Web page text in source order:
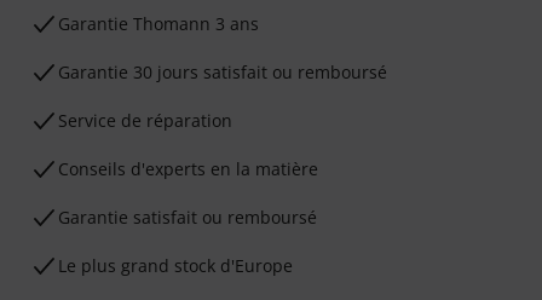
Ga­ran­tie Thomann 3 ans
Garantie 30 jours satisfait ou remboursé
Service de réparation
Conseils d'experts en la matière
Garantie satisfait ou remboursé
Le plus grand stock d'Europe